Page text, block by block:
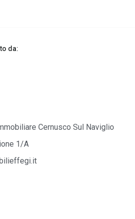
da:
Cernusco Sul Naviglio
1/A